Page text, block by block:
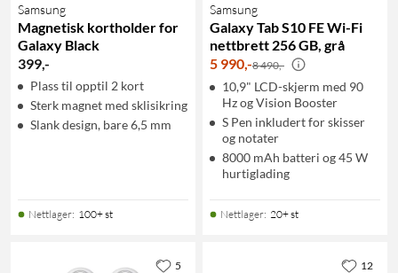
Samsung
Magnetisk kortholder for
Galaxy Black
399,-
Plass til opptil 2 kort
Sterk magnet med sklisikring
Slank design, bare 6,5 mm
Nettlager: 100+ st
Samsung
Galaxy Tab S10 FE Wi-Fi
nettbrett 256 GB, grå
5 990,-8 490,-
10,9" LCD-skjerm med 90
Hz og Vision Booster
S Pen inkludert for skisser
og notater
8000 mAh batteri og 45 W
hurtiglading
Nettlager: 20+ st
5 12